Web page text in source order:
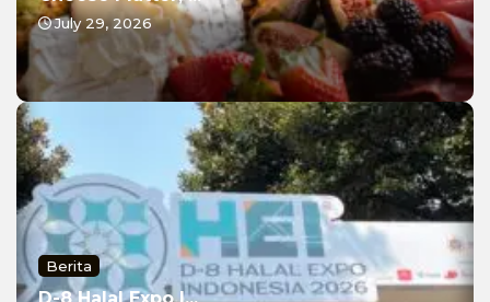
July 29, 2026
Berita
D-8 Halal Expo I...